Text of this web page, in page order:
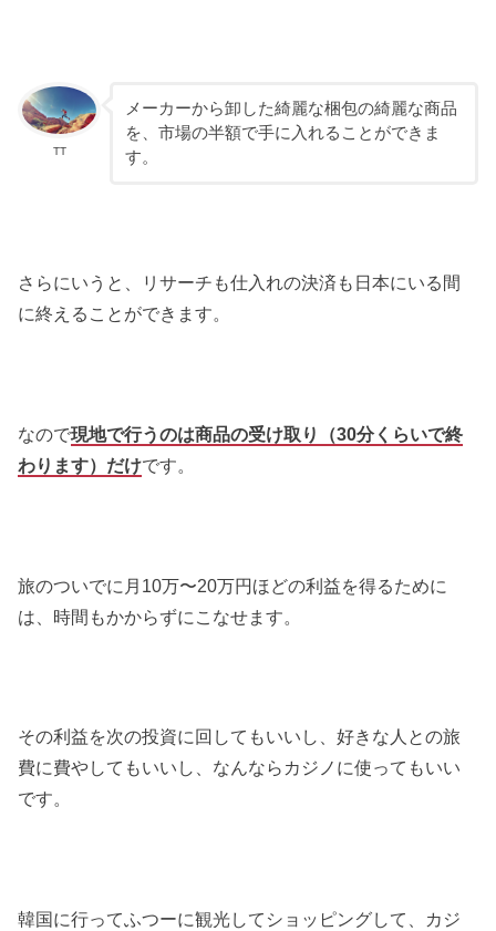
TT
メーカーから卸した綺麗な梱包の綺麗な商品
を、市場の半額で手に入れることができま
す。
さらにいうと、リサーチも仕入れの決済も日本にいる間
に終えることができます。
なので現地で行うのは商品の受け取り（30分くらいで終
わります）だけです。
旅のついでに月10万〜20万円ほどの利益を得るために
は、時間もかからずにこなせます。
その利益を次の投資に回してもいいし、好きな人との旅
費に費やしてもいいし、なんならカジノに使ってもいい
です。
韓国に行ってふつーに観光してショッピングして、カジ